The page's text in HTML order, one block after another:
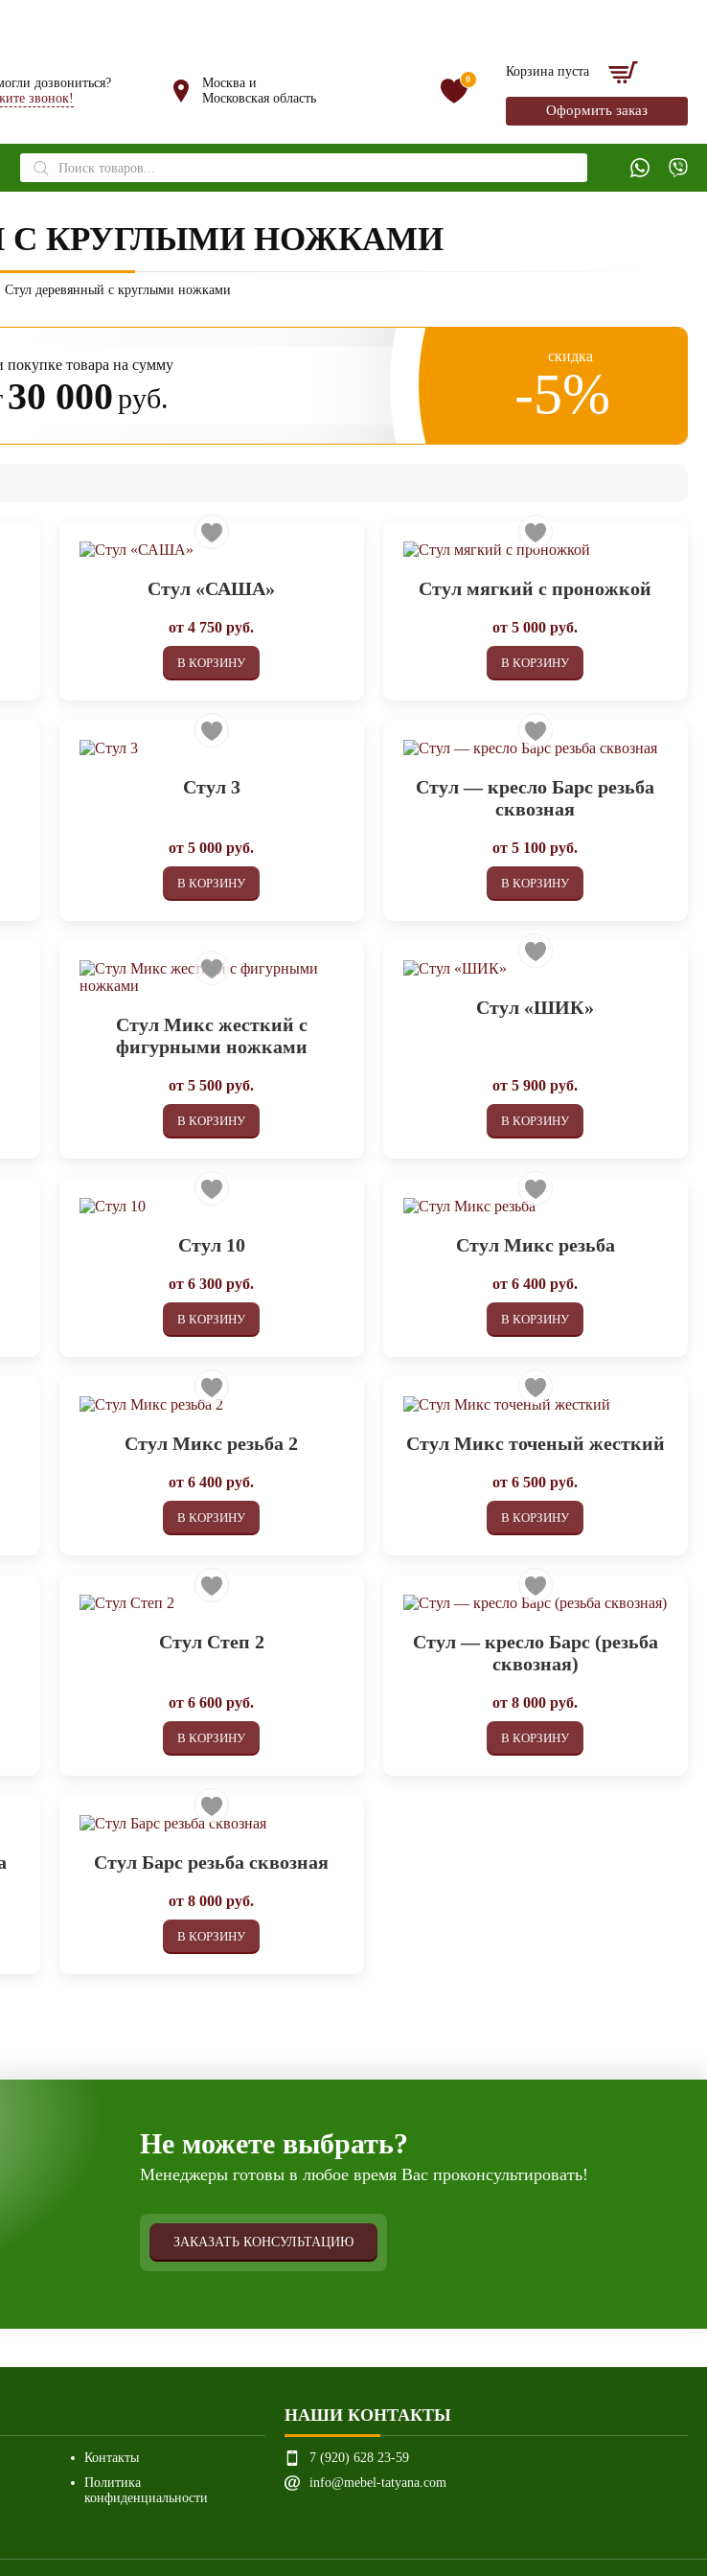
дозвониться?
звонок!
Москва и
Московская область
0
Корзина пуста
Оформить заказ
Поиск
товаров
С КРУГЛЫМИ НОЖКАМИ
Стул деревянный с круглыми ножками
покупке товара на сумму
30 000руб.
скидка
-5%
Стул «САША»
от4 750 руб.
В КОРЗИНУ
Cтул мягкий с проножкой
от5 000 руб.
В КОРЗИНУ
Стул 3
от5 000 руб.
В КОРЗИНУ
Стул — кресло Барс резьба
сквозная
от5 100 руб.
В КОРЗИНУ
Стул Микс жесткий с
фигурными ножками
от5 500 руб.
В КОРЗИНУ
Стул «ШИК»
от5 900 руб.
В КОРЗИНУ
Стул 10
от6 300 руб.
В КОРЗИНУ
Стул Микс резьба
от6 400 руб.
В КОРЗИНУ
Стул Микс резьба 2
от6 400 руб.
В КОРЗИНУ
Стул Микс точеный жесткий
от6 500 руб.
В КОРЗИНУ
Стул Степ 2
от6 600 руб.
В КОРЗИНУ
Стул — кресло Барс (резьба
сквозная)
от8 000 руб.
В КОРЗИНУ
Стул Барс резьба сквозная
от8 000 руб.
В КОРЗИНУ
Не можете выбрать?
Менеджеры готовы в любое время Вас проконсультировать!
ЗАКАЗАТЬ КОНСУЛЬТАЦИЮ
Контакты
Политика
конфиденциальности
НАШИ КОНТАКТЫ
7 (920) 628 23-59
info@mebel-tatyana.com